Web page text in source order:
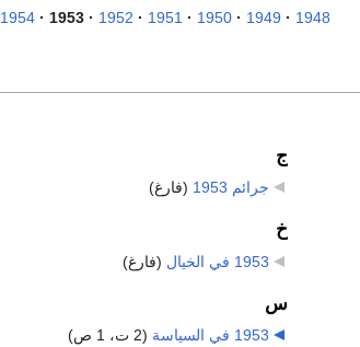
1948
1949
1950
1951
1952
1953
1954
ج
جرائم 1953 (فارغ)
خ
1953 في الخيال (فارغ)
س
1953 في السياسة (2 ت، 1 ص)